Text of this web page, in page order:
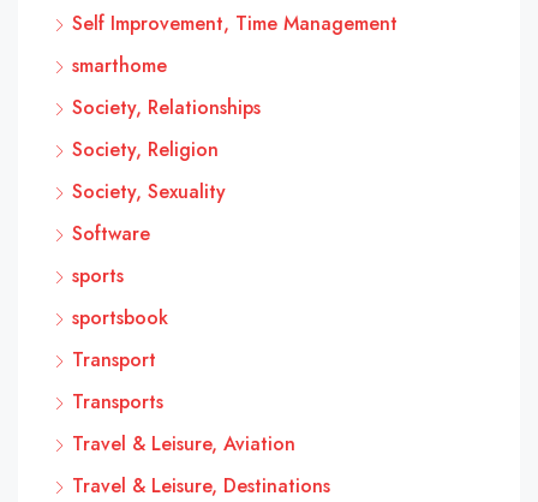
Self Improvement, Time Management
smarthome
Society, Relationships
Society, Religion
Society, Sexuality
Software
sports
sportsbook
Transport
Transports
Travel & Leisure, Aviation
Travel & Leisure, Destinations